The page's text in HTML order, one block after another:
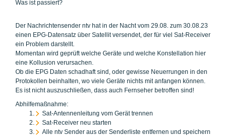
Was ist passiert?
Der Nachrichtensender ntv hat in der Nacht vom 29.08. zum 30.08.23
einen EPG-Datensatz über Satellit versendet, der für viel Sat-Receiver
ein Problem darstellt.
Momentan wird geprüft welche Geräte und welche Konstellation hier
eine Kollusion verursachen.
Ob die EPG Daten schadhaft sind, oder gewisse Neuerrungen in den
Protokollen beinhalten, wo viele Geräte nichts mit anfangen können.
Es ist nicht auszuschließen, dass auch Fernseher betroffen sind!
Abhilfemaßnahme:
Sat-Antennenleitung vom Gerät trennen
Sat-Receiver neu starten
Alle ntv Sender aus der Senderliste entfernen und speichern